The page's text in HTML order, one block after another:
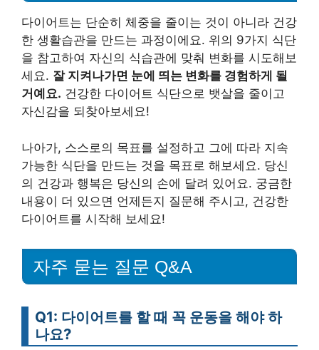
다이어트는 단순히 체중을 줄이는 것이 아니라 건강
한 생활습관을 만드는 과정이에요. 위의 9가지 식단
을 참고하여 자신의 식습관에 맞춰 변화를 시도해보
세요. 잘 지켜나가면 눈에 띄는 변화를 경험하게 될
거예요. 건강한 다이어트 식단으로 뱃살을 줄이고
자신감을 되찾아보세요!
나아가, 스스로의 목표를 설정하고 그에 따라 지속
가능한 식단을 만드는 것을 목표로 해보세요. 당신
의 건강과 행복은 당신의 손에 달려 있어요. 궁금한
내용이 더 있으면 언제든지 질문해 주시고, 건강한
다이어트를 시작해 보세요!
자주 묻는 질문 Q&A
Q1: 다이어트를 할 때 꼭 운동을 해야 하
나요?